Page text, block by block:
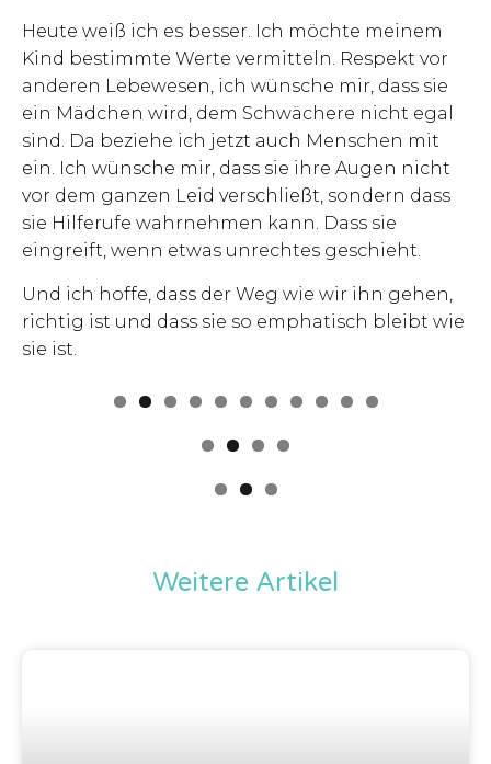
Heute weiß ich es besser. Ich möchte meinem
Kind bestimmte Werte vermitteln. Respekt vor
anderen Lebewesen, ich wünsche mir, dass sie
ein Mädchen wird, dem Schwächere nicht egal
sind. Da beziehe ich jetzt auch Menschen mit
ein. Ich wünsche mir, dass sie ihre Augen nicht
vor dem ganzen Leid verschließt, sondern dass
sie Hilferufe wahrnehmen kann. Dass sie
eingreift, wenn etwas unrechtes geschieht.
Und ich hoffe, dass der Weg wie wir ihn gehen,
richtig ist und dass sie so emphatisch bleibt wie
sie ist.
Weitere Artikel